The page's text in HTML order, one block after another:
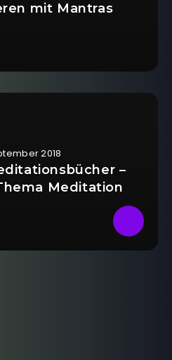
mit Mantras
2018
–
Meditation